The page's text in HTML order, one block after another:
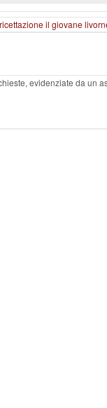
il giovane
evidenziate da un